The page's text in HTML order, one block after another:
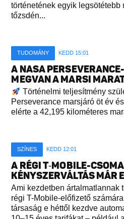
történetének egyik legsötétebb
tőzsdén...
TUDOMÁNY KEDD 15:01
A NASA
MEGVAN A MARSI
Történelmi teljesítmény
Perseverance marsjáró öt év
elérte a 42,195 kilométeres
SZÍNES KEDD 12:01
A RÉGI T‑MOBILE-
KÉNYSZERVÁLTÁS MÁR
Ami kezdetben ártalmatlannak
régi T-Mobile-előfizető
társaság e héttől kezdve